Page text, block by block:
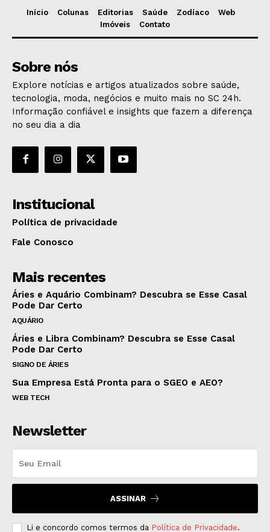
Início Colunas Editorias Saúde Zodíaco
Web
Imóveis
Contato
Sobre nós
Explore notícias e artigos atualizados sobre saúde,
tecnologia, moda, negócios e muito mais no SC 24h.
Informação confiável e insights que fazem a diferença
no seu dia a dia
Institucional
Política de privacidade
Fale Conosco
Mais recentes
Áries e Aquário Combinam? Descubra se Esse Casal
Pode Dar Certo
AQUÁRIO
Áries e Libra Combinam? Descubra se Esse Casal
Pode Dar Certo
SIGNO DE ÁRIES
Sua Empresa Está Pronta para o SGEO e AEO?
WEB TECH
Newsletter
ASSINAR
Li e concordo comos termos da Política de Privacidade.